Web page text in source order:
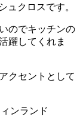
ュクロスです。
のでキッチンの
躍してくれま
クセントとして
ンランド